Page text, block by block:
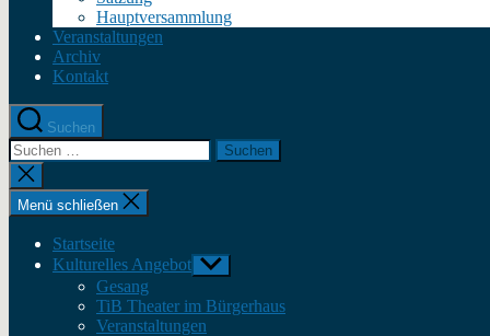
Hauptversammlung
Veranstaltungen
Archiv
Kontakt
Suchen
Suche
nach:
Suche
schließen
Menü schließen
Startseite
Kulturelles Angebot Untermenü
anzeigen
Gesang
TiB Theater im Bürgerhaus
Veranstaltungen